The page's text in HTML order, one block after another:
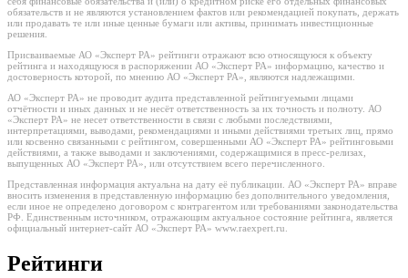
обязательств и не являются установлением фактов или рекомендацией покупать, держать
или продавать те или иные ценные бумаги или активы, принимать инвестиционные
решения.
Присваиваемые АО «Эксперт РА» рейтинги отражают всю относящуюся к объекту
рейтинга и находящуюся в распоряжении АО «Эксперт РА» информацию, качество и
достоверность которой, по мнению АО «Эксперт РА», являются надлежащими.
АО «Эксперт РА» не проводит аудита представленной рейтингуемыми лицами
отчётности и иных данных и не несёт ответственность за их точность и полноту. АО
«Эксперт РА» не несет ответственности в связи с любыми последствиями,
интерпретациями, выводами, рекомендациями и иными действиями третьих лиц, прямо
или косвенно связанными с рейтингом, совершенными АО «Эксперт РА» рейтинговыми
действиями, а также выводами и заключениями, содержащимися в пресс-релизах,
выпущенных АО «Эксперт РА», или отсутствием всего перечисленного.
Представленная информация актуальна на дату её публикации. АО «Эксперт РА» вправе
вносить изменения в представленную информацию без дополнительного уведомления,
если иное не определено договором с контрагентом или требованиями законодательства
РФ. Единственным источником, отражающим актуальное состояние рейтинга, является
официальный интернет-сайт АО «Эксперт РА» www.raexpert.ru.
Рейтинги